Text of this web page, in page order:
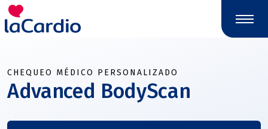
Nota:
este
sitio
un
sistema
accesibilidad.
CHEQUEO MÉDICO PERSONALIZADO
Advanced BodyScan